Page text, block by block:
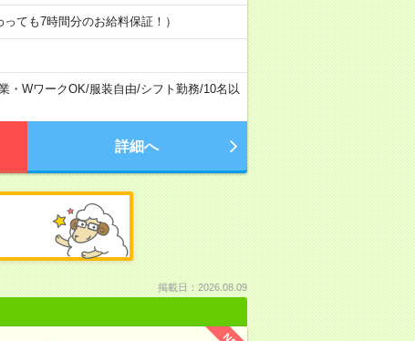
ても7時間分のお給料保証！）
・WワークOK/服装自由/シフト勤務/10名以
詳細へ
掲載日：2026.08.09